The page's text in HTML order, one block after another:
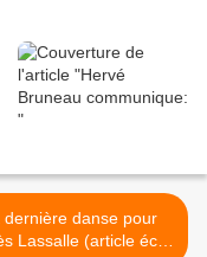
dernière danse pour
Lassalle (article écrit